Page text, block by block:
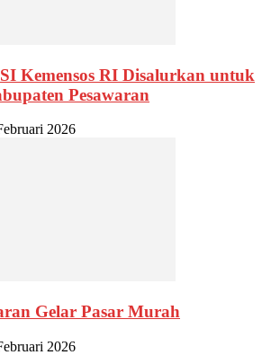
Kemensos RI Disalurkan untuk
Pesawaran
2026
Gelar Pasar Murah
2026